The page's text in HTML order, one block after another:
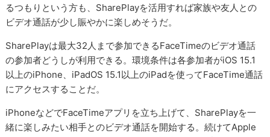
るつもりという方も、SharePlayを活用すれば家族や友人との
ビデオ通話が少し賑やかに楽しめそうだ。
SharePlayは最大32人まで参加できるFaceTimeのビデオ通話
の参加者どうしが利用できる。環境条件は各参加者がiOS 15.1
以上のiPhone、iPadOS 15.1以上のiPadを使ってFaceTime通話
にアクセスすることだ。
iPhoneなどでFaceTimeアプリを立ち上げて、SharePlayを一
緒に楽しみたい相手とのビデオ通話を開始する。続けてApple